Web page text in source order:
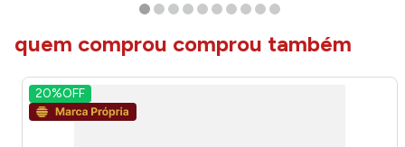
quem comprou comprou também
20%OFF